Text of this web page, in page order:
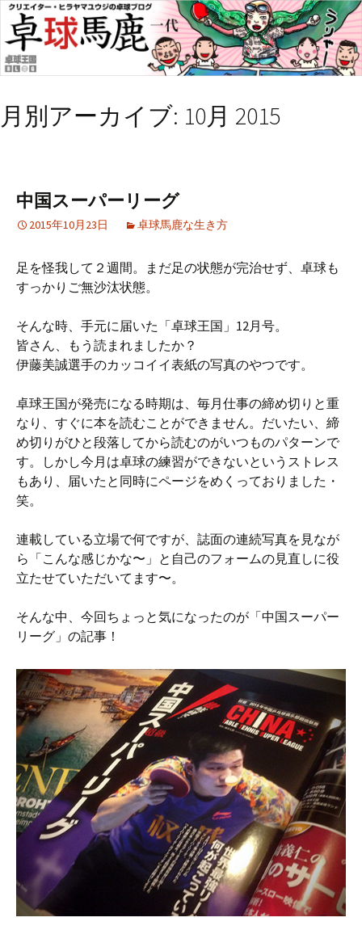
月別アーカイブ: 10月 2015
中国スーパーリーグ
2015年10月23日 卓球馬鹿な生き方
足を怪我して２週間。まだ足の状態が完治せず、卓球も
すっかりご無沙汰状態。
そんな時、手元に届いた「卓球王国」12月号。
皆さん、もう読まれましたか？
伊藤美誠選手のカッコイイ表紙の写真のやつです。
卓球王国が発売になる時期は、毎月仕事の締め切りと重
なり、すぐに本を読むことができません。だいたい、締
め切りがひと段落してから読むのがいつものパターンで
す。しかし今月は卓球の練習ができないというストレス
もあり、届いたと同時にページをめくっておりました・
笑。
連載している立場で何ですが、誌面の連続写真を見なが
ら「こんな感じかな〜」と自己のフォームの見直しに役
立たせていただいてます〜。
そんな中、今回ちょっと気になったのが「中国スーパー
リーグ」の記事！